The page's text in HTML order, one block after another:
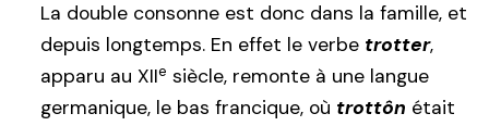
La double consonne est donc dans la famille, et
depuis longtemps. En effet le verbe trotter,
apparu au XIIe siècle, remonte à une langue
germanique, le bas francique, où trottôn était